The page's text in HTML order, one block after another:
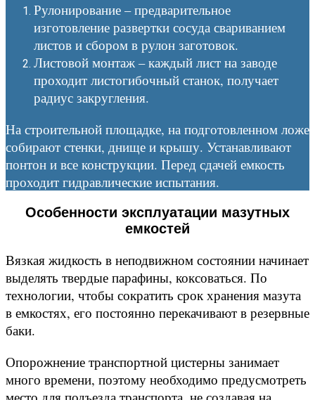
Рулонирование – предварительное
изготовление развертки сосуда свариванием
листов и сбором в рулон заготовок.
Листовой монтаж – каждый лист на заводе
проходит листогибочный станок, получает
радиус закругления.
На строительной площадке, на подготовленном ложе
собирают стенки, днище и крышу. Устанавливают
понтон и все конструкции. Перед сдачей емкость
проходит гидравлические испытания.
Особенности эксплуатации мазутных
емкостей
Вязкая жидкость в неподвижном состоянии начинает
выделять твердые парафины, коксоваться. По
технологии, чтобы сократить срок хранения мазута
в емкостях, его постоянно перекачивают в резервные
баки.
Опорожнение транспортной цистерны занимает
много времени, поэтому необходимо предусмотреть